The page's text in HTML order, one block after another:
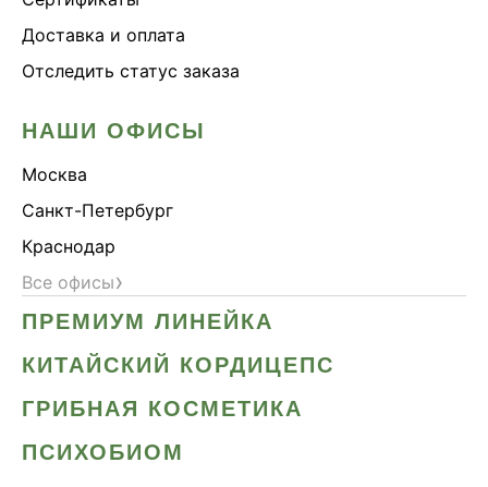
Доставка и оплата
Отследить статус заказа
НАШИ ОФИСЫ
Москва
Санкт-Петербург
Краснодар
Все офисы›
ПРЕМИУМ ЛИНЕЙКА
КИТАЙСКИЙ КОРДИЦЕПС
ГРИБНАЯ КОСМЕТИКА
ПСИХОБИОМ